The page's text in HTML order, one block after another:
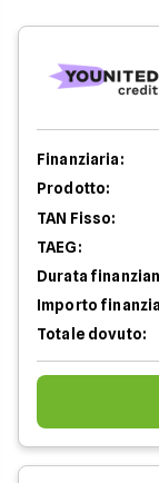
Finanziaria:
Prodotto:
TAN Fisso:
TAEG:
Durata
Importo
Totale dovuto: